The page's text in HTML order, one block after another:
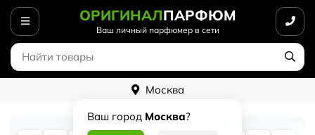
ОРИГИНАЛПАРФЮМ
Ваш личный парфюмер в сети
Москва
Ваш город Москва?